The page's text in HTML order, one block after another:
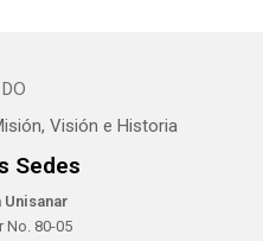
Visión e Historia
Sedes
No. 80-05